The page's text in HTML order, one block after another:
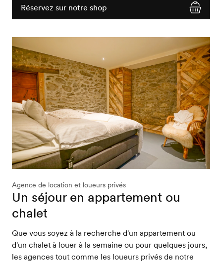
Réservez sur notre shop
Agence de location et loueurs privés
Un séjour en appartement ou
chalet
Que vous soyez à la recherche d'un appartement ou
d'un chalet à louer à la semaine ou pour quelques jours,
les agences tout comme les loueurs privés de notre